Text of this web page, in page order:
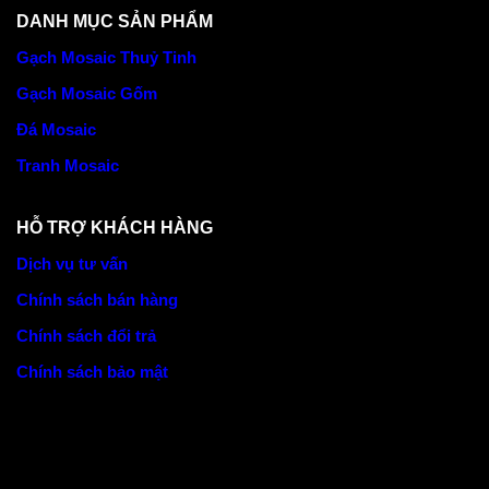
DANH MỤC SẢN PHẨM
Gạch Mosaic Thuỷ Tinh
Gạch Mosaic Gốm
Đá Mosaic
Tranh Mosaic
HỖ TRỢ KHÁCH HÀNG
Dịch vụ tư vấn
Chính sách bán hàng
Chính sách đổi trả
Chính sách bảo mật